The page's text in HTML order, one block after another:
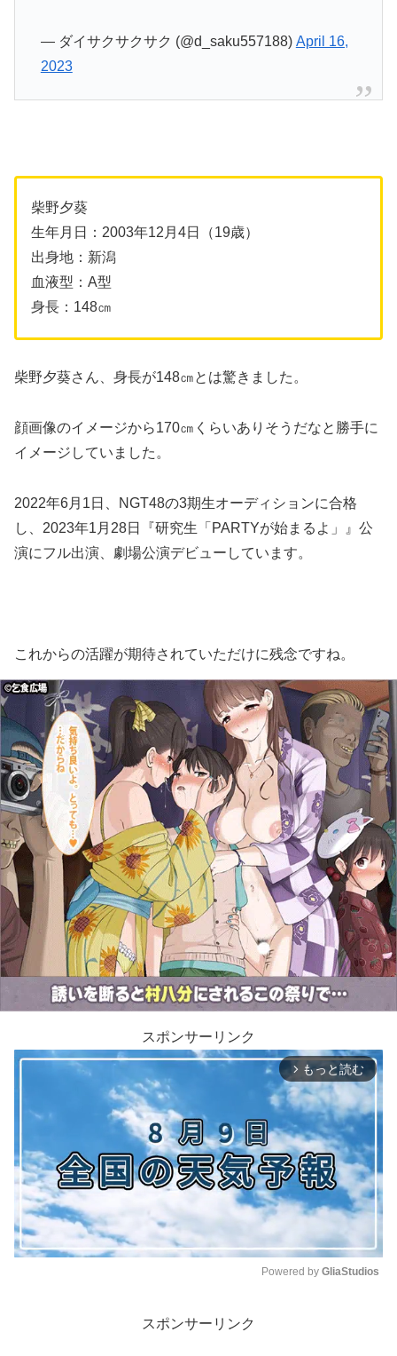
— ダイサクサクサク︎︎︎︎ (@d_saku557188) April 16,
2023
柴野夕葵
生年月日：2003年12月4日（19歳）
出身地：新潟
血液型：A型
身長：148㎝
柴野夕葵さん、身長が148㎝とは驚きました。
顔画像のイメージから170㎝くらいありそうだなと勝手に
イメージしていました。
2022年6月1日、NGT48の3期生オーディションに合格
し、2023年1月28日『研究生「PARTYが始まるよ」』公
演にフル出演、劇場公演デビューしています。
これからの活躍が期待されていただけに残念ですね。
スポンサーリンク
arrow_forward_ios もっと読む
Powered by GliaStudios
スポンサーリンク